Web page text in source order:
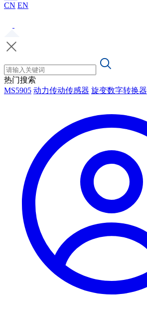
CN EN
热门搜索
MS5905 动力传动传感器 旋变数字转换器